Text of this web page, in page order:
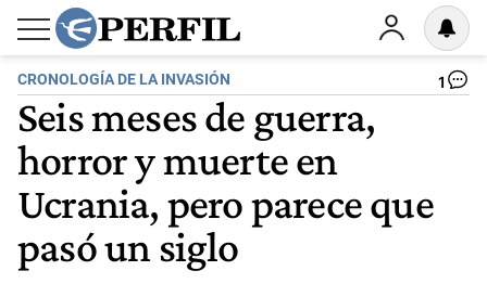
CRONOLOGÍA DE LA INVASIÓN 1
Seis meses de guerra,
horror y muerte en
Ucrania, pero parece que
pasó un siglo